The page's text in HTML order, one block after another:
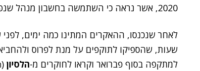
2020, אשר נראה כי השתמשה בחשבון מנהל שנפרץ, כדי להשיג גישה לארגון המותקף.
לאחר שנכנסו, ההאקרים המתינו כמה ימים,
שעות, שהספיקו לתוקפים על מנת לפרוס
למתקפה בסוף פברואר וקראו לחוקרים מ-הלסיון (Halcyon) לסייע בחקר הנוזקה.